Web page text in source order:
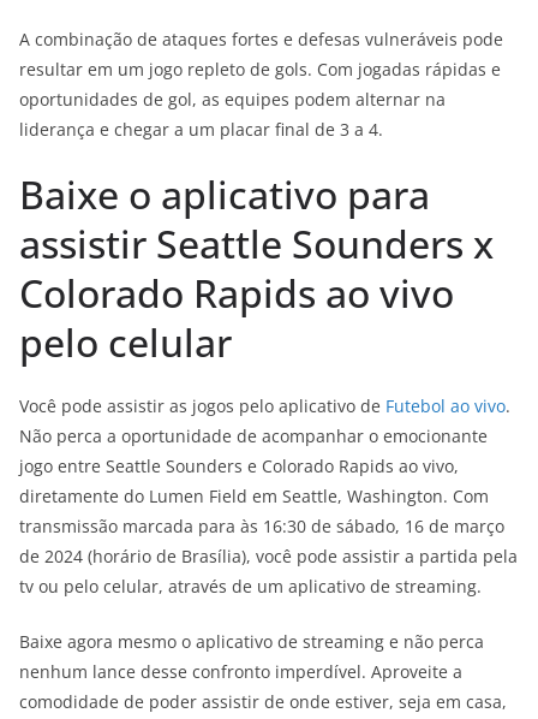
A combinação de ataques fortes e defesas vulneráveis pode
resultar em um jogo repleto de gols. Com jogadas rápidas e
oportunidades de gol, as equipes podem alternar na
liderança e chegar a um placar final de 3 a 4.
Baixe o aplicativo para
assistir Seattle Sounders x
Colorado Rapids ao vivo
pelo celular
Você pode assistir as jogos pelo aplicativo de Futebol ao vivo.
Não perca a oportunidade de acompanhar o emocionante
jogo entre Seattle Sounders e Colorado Rapids ao vivo,
diretamente do Lumen Field em Seattle, Washington. Com
transmissão marcada para às 16:30 de sábado, 16 de março
de 2024 (horário de Brasília), você pode assistir a partida pela
tv ou pelo celular, através de um aplicativo de streaming.
Baixe agora mesmo o aplicativo de streaming e não perca
nenhum lance desse confronto imperdível. Aproveite a
comodidade de poder assistir de onde estiver, seja em casa,